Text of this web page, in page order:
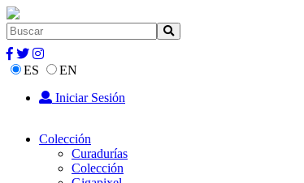
ES
EN
Iniciar Sesión
Colección
Curadurías
Colección